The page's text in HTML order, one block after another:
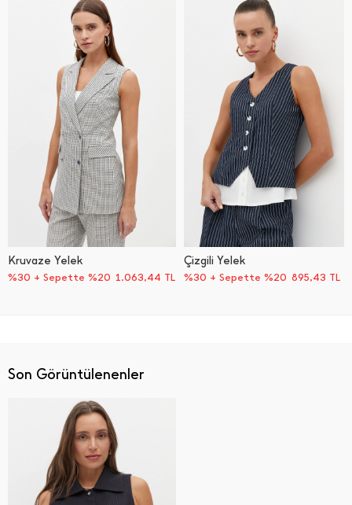
Kruvaze Yelek
%30 + Sepette %20 1.063,44 TL
Çizgili Yelek
%30 + Sepette %20 895,43 TL
Son Görüntülenenler